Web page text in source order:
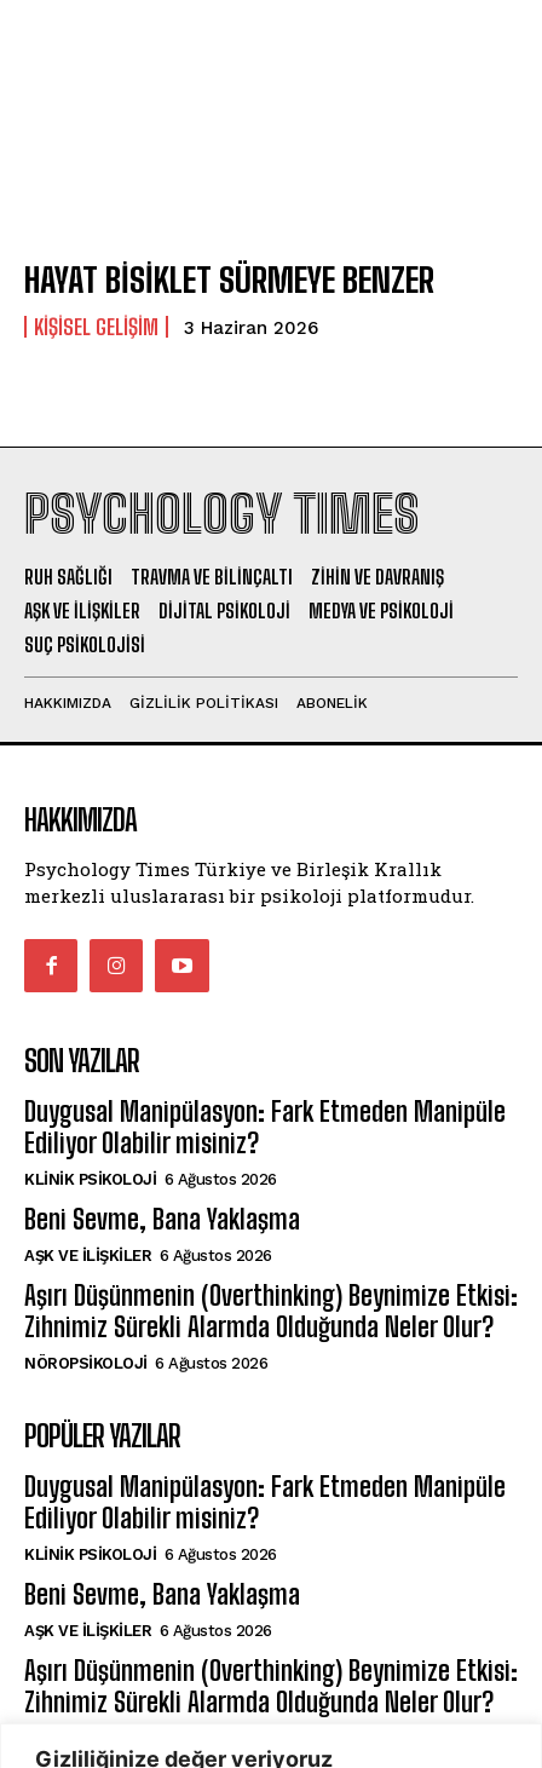
Gizliliğinize değer veriyoruz
HAYAT BİSİKLET SÜRMEYE BENZER
KIŞISEL GELIŞIM 3 Haziran 2026
PSYCHOLOGY TIMES
RUH SAĞLIĞI TRAVMA VE BILINÇALTI
ZIHIN VE DAVRANIŞ
AŞK VE İLIŞKILER
DIJITAL PSIKOLOJI
MEDYA VE PSIKOLOJI
SUÇ PSIKOLOJISI
HAKKIMIZDA GIZLILIK POLITIKASI ABONELIK
HAKKIMIZDA
Psychology Times Türkiye ve Birleşik Krallık
merkezli uluslararası bir psikoloji platformudur.
SON YAZILAR
Duygusal Manipülasyon: Fark Etmeden Manipüle
Ediliyor Olabilir misiniz?
KLINIK PSIKOLOJI 6 Ağustos 2026
Beni Sevme, Bana Yaklaşma
AŞK VE İLIŞKILER 6 Ağustos 2026
Aşırı Düşünmenin (Overthinking) Beynimize Etkisi:
Zihnimiz Sürekli Alarmda Olduğunda Neler Olur?
NÖROPSIKOLOJI 6 Ağustos 2026
POPÜLER YAZILAR
Duygusal Manipülasyon: Fark Etmeden Manipüle
Ediliyor Olabilir misiniz?
KLINIK PSIKOLOJI 6 Ağustos 2026
Beni Sevme, Bana Yaklaşma
AŞK VE İLIŞKILER 6 Ağustos 2026
Aşırı Düşünmenin (Overthinking) Beynimize Etkisi:
Zihnimiz Sürekli Alarmda Olduğunda Neler Olur?